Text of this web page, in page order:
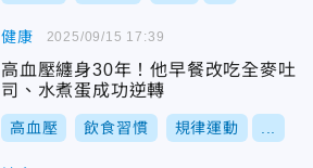
健康
高血壓纏身30年！他早餐改吃全麥吐
司、水煮蛋成功逆轉
高血壓 飲食習慣 規律運動
2025/09/15 17:39